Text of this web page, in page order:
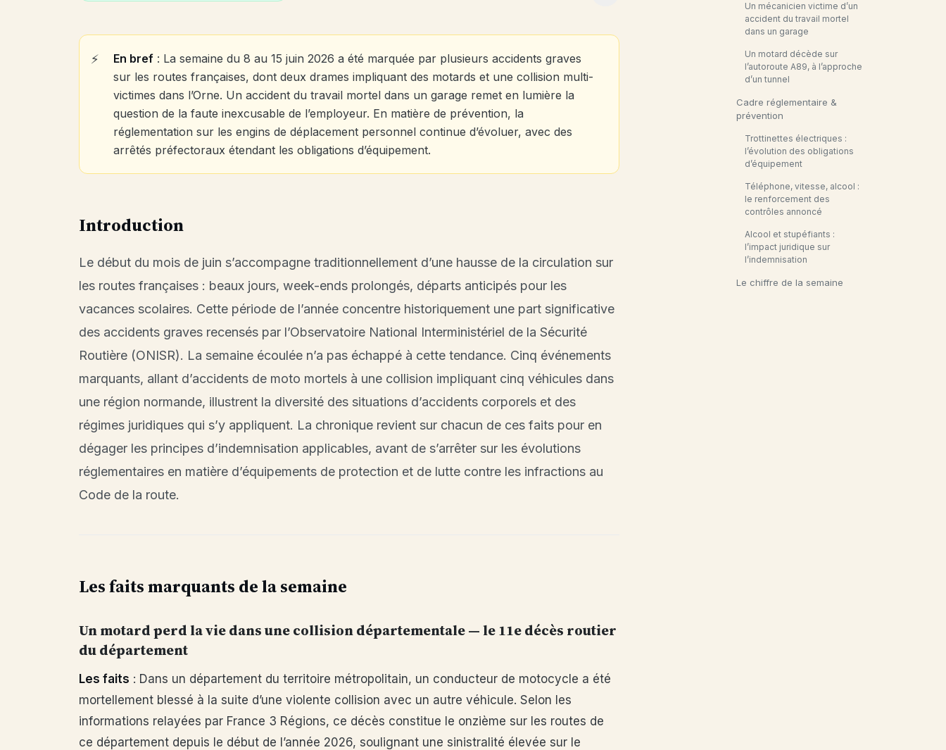
En bref : La semaine du 8 au 15 juin 2026 a été marquée par plusieurs accidents graves
sur les routes françaises, dont deux drames impliquant des motards et une collision multi-
victimes dans l’Orne. Un accident du travail mortel dans un garage remet en lumière la
question de la faute inexcusable de l’employeur. En matière de prévention, la
réglementation sur les engins de déplacement personnel continue d’évoluer, avec des
arrêtés préfectoraux étendant les obligations d’équipement.
Introduction
Le début du mois de juin s’accompagne traditionnellement d’une hausse de la circulation sur
les routes françaises : beaux jours, week-ends prolongés, départs anticipés pour les
vacances scolaires. Cette période de l’année concentre historiquement une part significative
des accidents graves recensés par l’Observatoire National Interministériel de la Sécurité
Routière (ONISR). La semaine écoulée n’a pas échappé à cette tendance. Cinq événements
marquants, allant d’accidents de moto mortels à une collision impliquant cinq véhicules dans
une région normande, illustrent la diversité des situations d’accidents corporels et des
régimes juridiques qui s’y appliquent. La chronique revient sur chacun de ces faits pour en
dégager les principes d’indemnisation applicables, avant de s’arrêter sur les évolutions
réglementaires en matière d’équipements de protection et de lutte contre les infractions au
Code de la route.
Les faits marquants de la semaine
Un motard perd la vie dans une collision départementale — le 11e décès routier
du département
Les faits : Dans un département du territoire métropolitain, un conducteur de motocycle a été
mortellement blessé à la suite d’une violente collision avec un autre véhicule. Selon les
informations relayées par France 3 Régions, ce décès constitue le onzième sur les routes de
ce département depuis le début de l’année 2026, soulignant une sinistralité élevée sur le
Un mécanicien victime d’un
accident du travail mortel
dans un garage
Un motard décède sur
l’autoroute A89, à l’approche
d’un tunnel
Cadre réglementaire &
prévention
Trottinettes électriques :
l’évolution des obligations
d’équipement
Téléphone, vitesse, alcool :
le renforcement des
contrôles annoncé
Alcool et stupéfiants :
l’impact juridique sur
l’indemnisation
Le chiffre de la semaine